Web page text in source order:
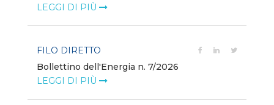
LEGGI DI PIÙ
FILO DIRETTO
Bollettino dell'Energia n. 7/2026
LEGGI DI PIÙ